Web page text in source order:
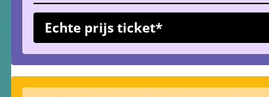
Echte prijs ticket*